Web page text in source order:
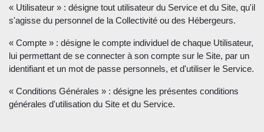
« Utilisateur » : désigne tout utilisateur du Service et du Site, qu'il
s'agisse du personnel de la Collectivité ou des Hébergeurs.
« Compte » : désigne le compte individuel de chaque Utilisateur,
lui permettant de se connecter à son compte sur le Site, par un
identifiant et un mot de passe personnels, et d'utiliser le Service.
« Conditions Générales » : désigne les présentes conditions
générales d'utilisation du Site et du Service.